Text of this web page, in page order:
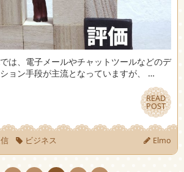
は、電子メールやチャットツールなどのデ
ョン手段が主流となっていますが、 …
READ
POST
READ
POST
ビジネス Elmo